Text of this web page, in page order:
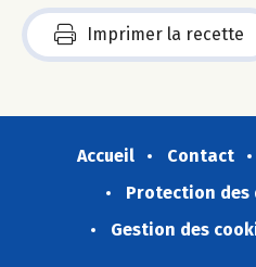
Imprimer la recette
Accueil Contact
Protection des
Gestion des